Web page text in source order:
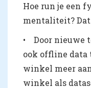
Hoe run je een
mentaliteit?
• Door nieuwe
ook offline data
winkel meer
winkel als